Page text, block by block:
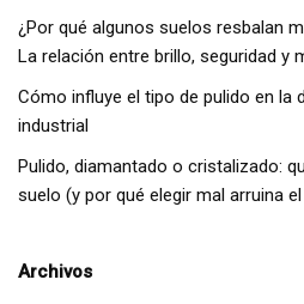
¿Por qué algunos suelos resbalan
La relación entre brillo, seguridad y
Cómo influye el tipo de pulido en la
industrial
Pulido, diamantado o cristalizado:
suelo (y por qué elegir mal arruina
Archivos